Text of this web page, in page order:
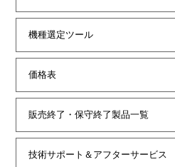
機種選定ツール
価格表
販売終了・保守終了製品一覧
技術サポート＆アフターサービス